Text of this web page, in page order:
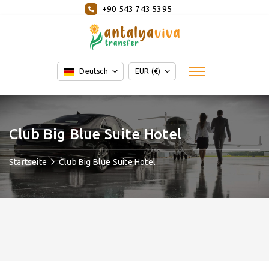
+90 543 743 5395
Deutsch EUR (€)
Club Big Blue Suite Hotel
Startseite Club Big Blue Suite Hotel